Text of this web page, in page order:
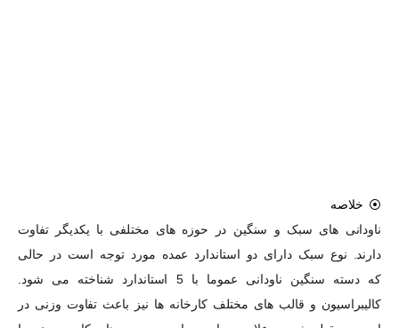
⦿ خلاصه
ناودانی های سبک و سنگین در حوزه های مختلفی با یکدیگر تفاوت
دارند. نوع سبک دارای دو استاندارد عمده مورد توجه است در حالی
که دسته سنگین ناودانی عموما با 5 استاندارد شناخته می شود.
کالیبراسیون و قالب های مختلف کارخانه ها نیز باعث تفاوت وزنی در